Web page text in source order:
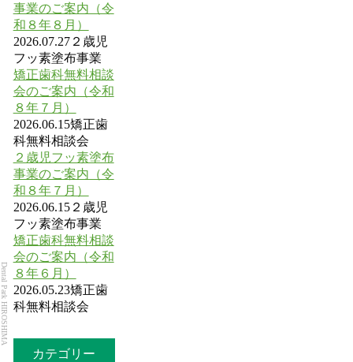
Dental Park HIROSHIMA
事業のご案内（令
和８年８月）
2026.07.27２歳児
フッ素塗布事業
矯正歯科無料相談
会のご案内（令和
８年７月）
2026.06.15矯正歯
科無料相談会
２歳児フッ素塗布
事業のご案内（令
和８年７月）
2026.06.15２歳児
フッ素塗布事業
矯正歯科無料相談
会のご案内（令和
８年６月）
2026.05.23矯正歯
科無料相談会
カテゴリー